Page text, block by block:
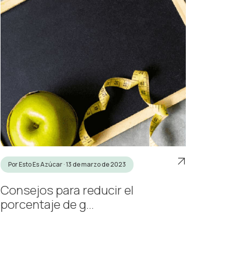
Por Esto Es Azúcar · 13 de marzo de 2023
Consejos para reducir el
porcentaje de g...